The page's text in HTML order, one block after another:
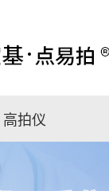
高拍仪